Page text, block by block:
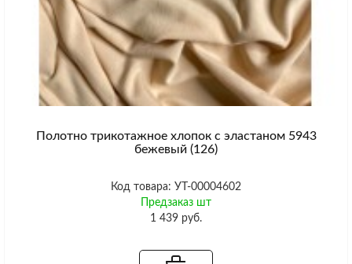
Полотно трикотажное хлопок с эластаном 5943
бежевый (126)
Код товара: УТ-00004602
Предзаказ шт
1 439 руб.